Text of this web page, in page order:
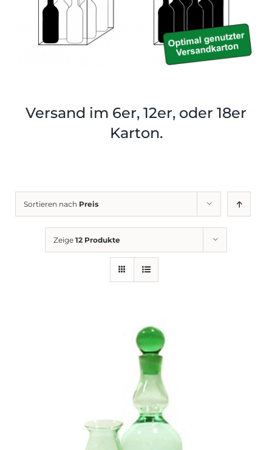
Zubehör
Versand im 6er, 12er, oder 18er
Karton.
Sortieren nach Preis
Zeige 12 Produkte